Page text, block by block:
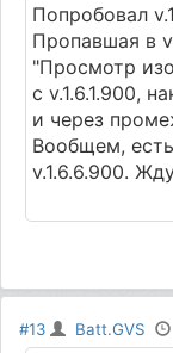
Попробовал
Пропавшая в
"Просмотр
с v.1.6.1.900,
и через
Вообщем,
v.1.6.6.900.
#13 Batt.GVS